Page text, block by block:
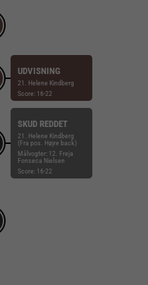
UDVISNING
21. Helene Kindberg
Score: 16-22
SKUD REDDET
21. Helene Kindberg
(Fra pos. Højre back)
Målvogter: 12. Freja
Fonseca Nielsen
Score: 16-22